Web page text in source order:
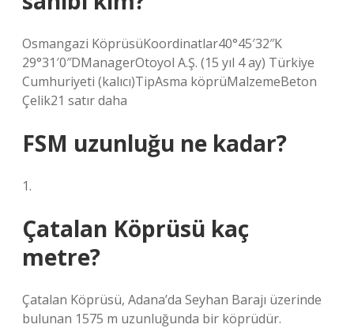
Osmangazi KöprüsüKoordinatlar40°45′32″K
29°31′0″DManagerOtoyol A.Ş. (15 yıl 4 ay) Türkiye
Cumhuriyeti (kalıcı)TipAsma köprüMalzemeBeton
Çelik21 satır daha
FSM uzunluğu ne kadar?
1.
Çatalan Köprüsü kaç
metre?
Çatalan Köprüsü, Adana’da Seyhan Barajı üzerinde
bulunan 1575 m uzunluğunda bir köprüdür.